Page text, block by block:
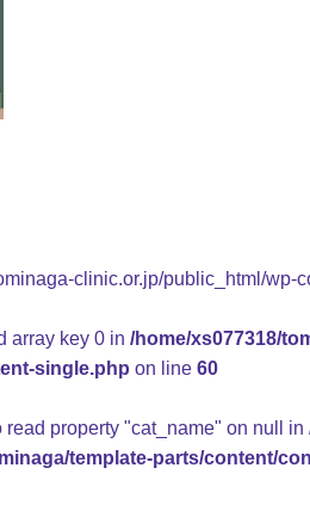
clinic.or.jp/public_html/
array key 0 in /home/xs077318/
single.php on line 60
read property "cat_name" on null in
template-parts/content/